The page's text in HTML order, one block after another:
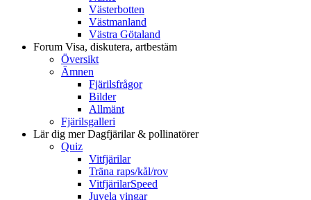
Västerbotten
Västmanland
Västra Götaland
Forum Visa, diskutera, artbestäm
Översikt
Ämnen
Fjärilsfrågor
Bilder
Allmänt
Fjärilsgalleri
Lär dig merDagfjärilar & pollinatörer
Quiz
Vitfjärilar
Träna raps/kål/rov
VitfjärilarSpeed
Juvela vingar